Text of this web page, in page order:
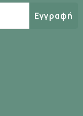
Εγγραφή